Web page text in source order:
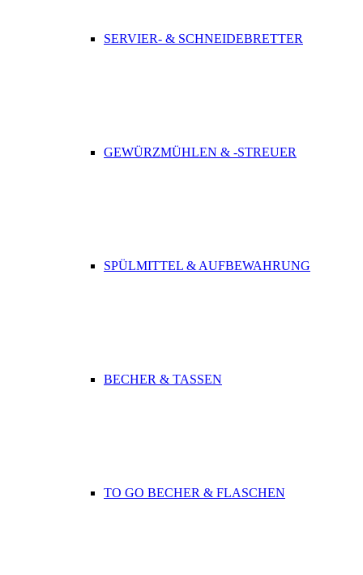
SERVIER- & SCHNEIDEBRETTER
GEWÜRZMÜHLEN & -STREUER
SPÜLMITTEL & AUFBEWAHRUNG
BECHER & TASSEN
TO GO BECHER & FLASCHEN